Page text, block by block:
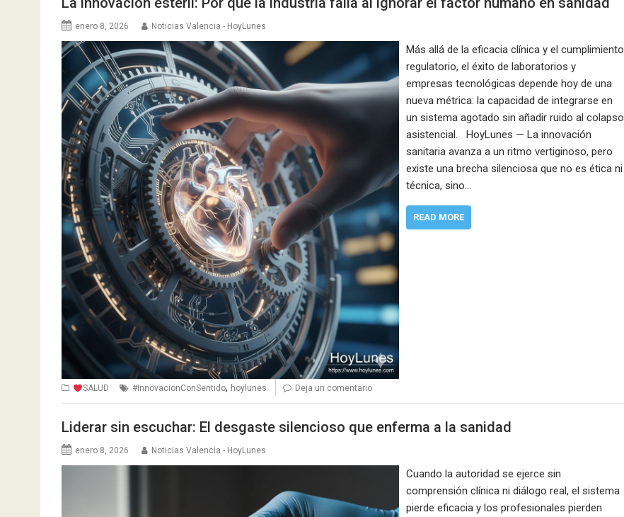
enero 8, 2026 Noticias Valencia - HoyLunes
Más allá de la eficacia clínica y el cumplimiento
regulatorio, el éxito de laboratorios y
empresas tecnológicas depende hoy de una
nueva métrica: la capacidad de integrarse en
un sistema agotado sin añadir ruido al colapso
asistencial. HoyLunes — La innovación
sanitaria avanza a un ritmo vertiginoso, pero
existe una brecha silenciosa que no es ética ni
técnica, sino…
READ MORE
SALUD #InnovacionConSentido, hoylunes Deja un comentario
Liderar sin escuchar: El desgaste silencioso que enferma a la sanidad
enero 8, 2026 Noticias Valencia - HoyLunes
Cuando la autoridad se ejerce sin
comprensión clínica ni diálogo real, el sistema
pierde eficacia y los profesionales pierden